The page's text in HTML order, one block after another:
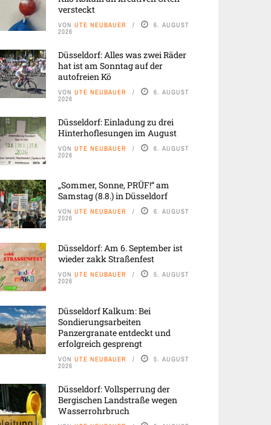
versteckt
VON UTE NEUBAUER 6. AUGUST
2026
Düsseldorf: Alles was zwei Räder
hat ist am Sonntag auf der
autofreien Kö
VON UTE NEUBAUER 6. AUGUST
2026
Düsseldorf: Einladung zu drei
Hinterhoflesungen im August
VON UTE NEUBAUER 6. AUGUST
2026
„Sommer, Sonne, PRÜF!“ am
Samstag (8.8.) in Düsseldorf
VON UTE NEUBAUER 6. AUGUST
2026
Düsseldorf: Am 6. September ist
wieder zakk Straßenfest
VON UTE NEUBAUER 5. AUGUST
2026
Düsseldorf Kalkum: Bei
Sondierungsarbeiten
Panzergranate entdeckt und
erfolgreich gesprengt
VON UTE NEUBAUER 5. AUGUST
2026
Düsseldorf: Vollsperrung der
Bergischen Landstraße wegen
Wasserrohrbruch